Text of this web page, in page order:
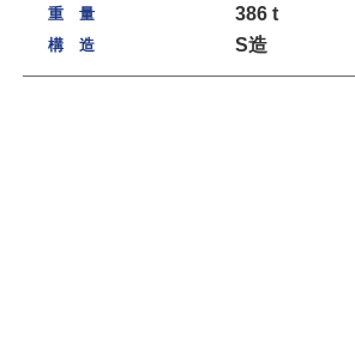
重 量 386 t
構 造 S造